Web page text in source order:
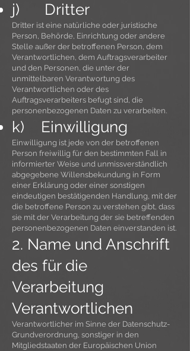
j) Dritter
Dritter ist eine natürliche oder juristische
Person, Behörde, Einrichtung oder andere
Stelle außer der betroffenen Person, dem
Verantwortlichen, dem Auftragsverarbeiter
und den Personen, die unter der
unmittelbaren Verantwortung des
Verantwortlichen oder des
Auftragsverarbeiters befugt sind, die
personenbezogenen Daten zu verarbeiten.
k) Einwilligung
Einwilligung ist jede von der betroffenen
Person freiwillig für den bestimmten Fall in
informierter Weise und unmissverständlich
abgegebene Willensbekundung in Form
einer Erklärung oder einer sonstigen
eindeutigen bestätigenden Handlung, mit der
die betroffene Person zu verstehen gibt, dass
sie mit der Verarbeitung der sie betreffenden
personenbezogenen Daten einverstanden ist.
2. Name und Anschrift
des für die
Verarbeitung
Verantwortlichen
Verantwortlicher im Sinne der Datenschutz-
Grundverordnung, sonstiger in den
Mitgliedstaaten der Europäischen Union